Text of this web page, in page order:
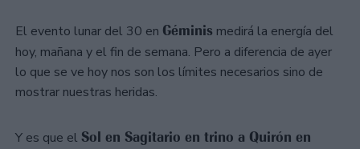
El evento lunar del 30 en Géminis medirá la energía del
hoy, mañana y el fin de semana. Pero a diferencia de ayer
lo que se ve hoy nos son los límites necesarios sino de
mostrar nuestras heridas.
Y es que el Sol en Sagitario en trino a Quirón en